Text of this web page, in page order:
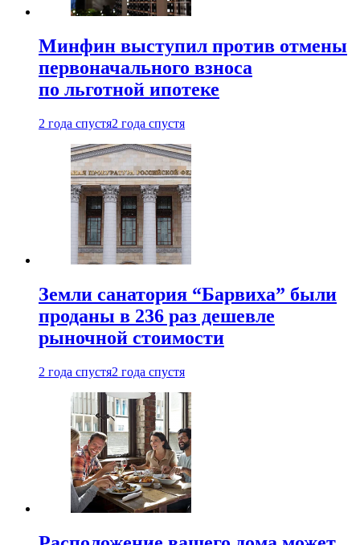
Минфин выступил против отмены
первоначального взноса
по льготной ипотеке
2 года спустя2 года спустя
Земли санатория “Барвиха” были
проданы в 236 раз дешевле
рыночной стоимости
2 года спустя2 года спустя